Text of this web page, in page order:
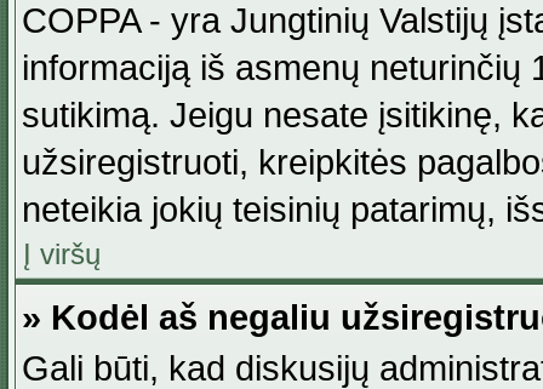
COPPA - yra Jungtinių Valstijų
informaciją iš asmenų neturinčių
sutikimą. Jeigu nesate įsitikinę,
užsiregistruoti, kreipkitės
neteikia jokių teisinių patarimų,
Į viršų
» Kodėl aš negaliu
Gali būti, kad diskusijų